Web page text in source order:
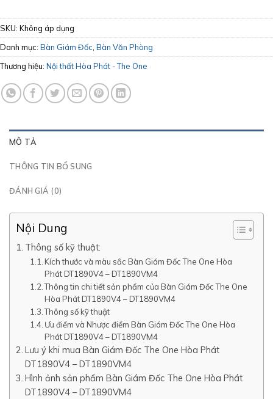
SKU: Không áp dụng
Danh mục: Bàn Giám Đốc, Bàn Văn Phòng
Thương hiệu: Nội thất Hòa Phát - The One
MÔ TẢ
THÔNG TIN BỔ SUNG
ĐÁNH GIÁ (0)
Nội Dung
Thông số kỹ thuật:
Kích thước và màu sắc Bàn Giám Đốc The One Hòa
Phát DT1890V4 – DT1890VM4
Thông tin chi tiết sản phẩm của Bàn Giám Đốc The One
Hòa Phát DT1890V4 – DT1890VM4
Thông số kỹ thuật
Ưu điểm và Nhược điểm Bàn Giám Đốc The One Hòa
Phát DT1890V4 – DT1890VM4
Lưu ý khi mua Bàn Giám Đốc The One Hòa Phát
DT1890V4 – DT1890VM4
Hình ảnh sản phẩm Bàn Giám Đốc The One Hòa Phát
DT1890V4 – DT1890VM4